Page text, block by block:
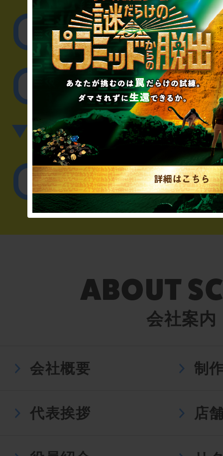
取材に関するお
その他のご相談／
▼英語、中国語でのお問
English／
会社案内
会社概要 制
代表挨拶 店